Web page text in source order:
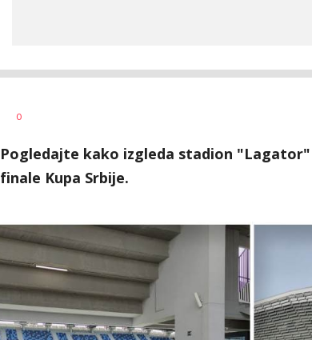
0
Pogledajte kako izgleda stadion
finale Kupa Srbije.